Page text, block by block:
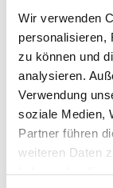
Wir verwenden
personalisieren,
zu können und
analysieren.
Verwendung
soziale Medien,
Partner führen
weiteren Daten